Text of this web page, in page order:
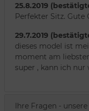
25.8.2019
Perfekter Sitz. Gute
29.7.2019
dieses model ist
moment am
super , kann ich
Ihre Fragen -